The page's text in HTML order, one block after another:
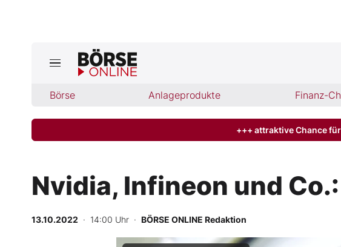
Börse Anlageprodukte Finanz-
Jetzt aktuelle Ausgabe BÖRSE ONLINE lesen
Finanz-Check
Abo & Shop
+++ attraktive Chance
Nvidia, Infineon und
13.10.2022 · 14:00 Uhr · BÖRSE ONLINE Redaktion